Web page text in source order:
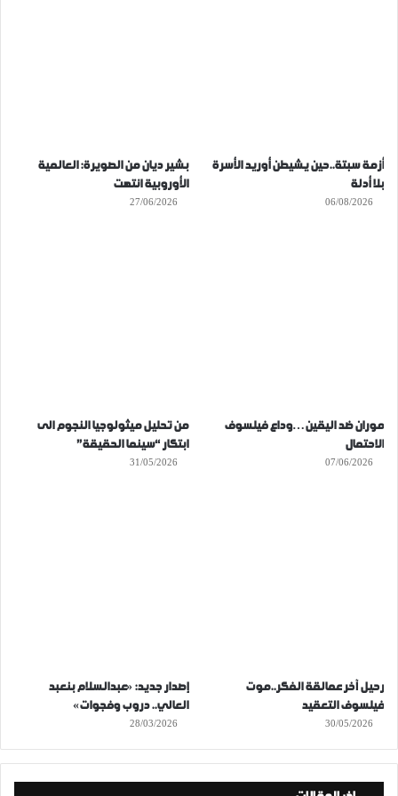
أزمة سبتة..حين يشيطن أوريد الأسرة
بلا أدلة
06/08/2026
بشير ديان من الصويرة: العالمية
الأوروبية انتهت
27/06/2026
موران ضد اليقين…وداع فيلسوف
الاحتمال
07/06/2026
من تحليل ميثولوجيا النجوم الى
ابتكار “سينما الحقيقة”
31/05/2026
رحيل آخر عمالقة الفكر..موت
فيلسوف التعقيد
30/05/2026
إصدار جديد: «عبدالسلام بنعبد
العالي.. دروب وفجوات»
28/03/2026